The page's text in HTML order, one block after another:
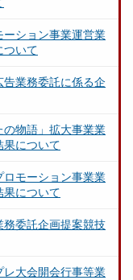
ション事業運営業
ついて
業務委託に係る企
物語」拡大事業業
果について
ロモーション事業業
果について
務委託企画提案競技
大会開会行事等業